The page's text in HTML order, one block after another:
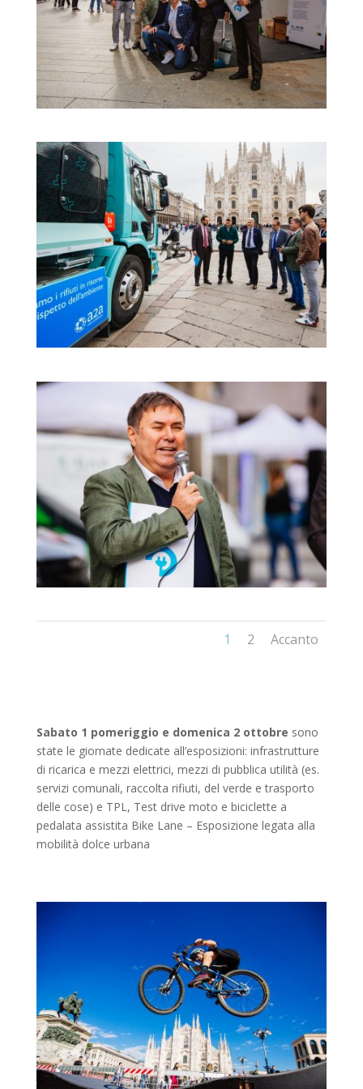
1 2 Accanto
Sabato 1 pomeriggio e domenica 2 ottobre sono
state le giornate dedicate all’esposizioni: infrastrutture
di ricarica e mezzi elettrici, mezzi di pubblica utilità (es.
servizi comunali, raccolta rifiuti, del verde e trasporto
delle cose) e TPL, Test drive moto e biciclette a
pedalata assistita Bike Lane – Esposizione legata alla
mobilità dolce urbana